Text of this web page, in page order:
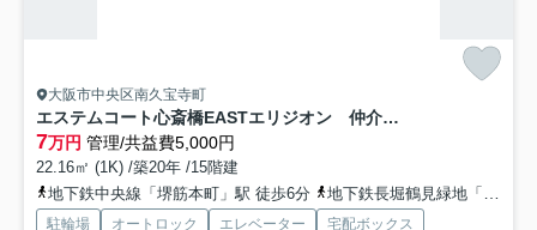
大阪市中央区南久宝寺町
エステムコート心斎橋EASTエリジオン 仲介手数料無料
7万円 管理/共益費5,000円
22.16㎡ (1K) /築20年 /15階建
地下鉄中央線「堺筋本町」駅 徒歩6分
地下鉄長堀鶴見緑地「松屋町」駅 徒歩9分
駐輪場 オートロック エレベーター
宅配ボックス